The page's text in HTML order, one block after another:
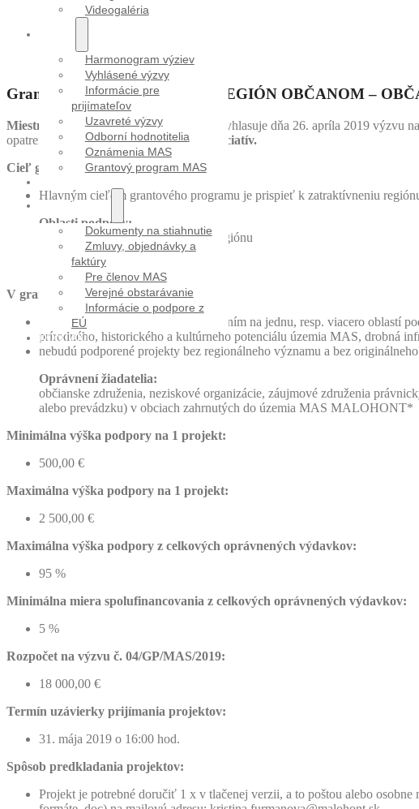
Videogaléria
Harmonogram výziev
Vyhlásené výzvy
Informácie pre
prijímateľov
Uzavreté výzvy
Odborní hodnotitelia
Oznámenia MAS
Grantový program MAS
DOKUMENTY
Dokumenty na stiahnutie
Zmluvy, objednávky a
faktúry
Pre členov MAS
Verejné obstarávanie
Informácie o podpore z
EÚ
KONTAKT
Grantový program MAS 2019 REGIÓN OBČANOM –
Miestna akčná skupina MALOHONT
vyhlasuje dňa 26. apríla 2019 výzvu
opatrenie:1.2.3 Podpora občianskych iniciatív.
Cieľ grantového programu:
Hlavným cieľom grantového programu je prispieť k zatraktívneniu
Oblasti podpory:
1. Historické a kultúrne dedičstvo regiónu
2. Miestne produkty a špeciality
3. Vidiecky cestovný ruch
V grantovom programe:
budú podporené podujatia so zameraním na jednu, resp. viacero
prírodného, historického a kultúrneho potenciálu územia MAS, drobná
nebudú podporené projekty bez regionálneho významu a bez
Oprávnení žiadatelia:
občianske združenia, neziskové organizácie, záujmové združenia
alebo prevádzku) v obciach zahrnutých do územia MAS MALOHONT*
Minimálna výška podpory na 1 projekt:
500,00 €
Maximálna výška podpory na 1 projekt:
2 500,00 €
Maximálna výška podpory z celkových oprávnených výdavkov:
95 %
Minimálna miera spolufinancovania z celkových oprávnených výdavkov:
5 %
Rozpočet na výzvu č. 04/GP/MAS/2019:
18 000,00 €
Termín uzávierky prijímania projektov:
31. mája 2019 o 16:00 hod.
Spôsob predkladania projektov:
Projekt je potrebné doručiť 1 x v tlačenej verzii, a to poštou alebo